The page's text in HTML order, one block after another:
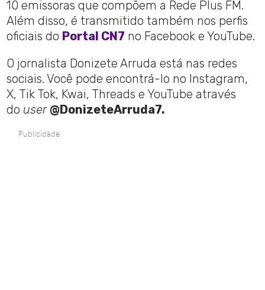
10 emissoras que compõem a Rede Plus FM.
Além disso, é transmitido também nos perfis
oficiais do Portal CN7 no Facebook e YouTube.
O jornalista Donizete Arruda está nas redes
sociais. Você pode encontrá-lo no Instagram,
X, Tik Tok, Kwai, Threads e YouTube através
do user @DonizeteArruda7.
Publicidade